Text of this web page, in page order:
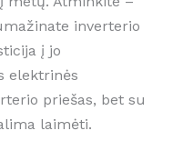
inverterio
į jo
elektrinės
priešas, bet su
laimėti.